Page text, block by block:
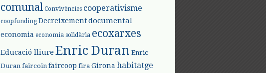
comunal Convivències cooperativisme
coopfunding Decreixementdocumental
economia economia solidària ecoxarxes
Educació lliure Enric Duran Enric
Duran faircoin faircoop fira Girona habitatge